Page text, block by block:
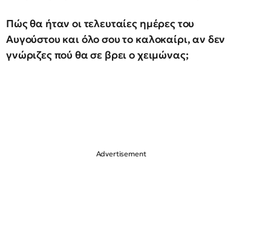
Πώς θα ήταν οι τελευταίες ημέρες του
Αυγούστου και όλο σου το καλοκαίρι, αν δεν
γνώριζες πού θα σε βρει ο χειμώνας;